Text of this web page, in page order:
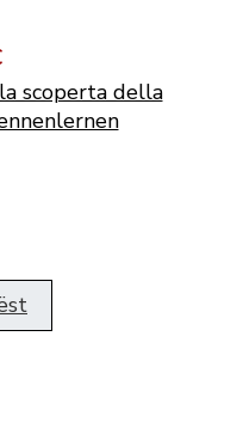
scoperta della